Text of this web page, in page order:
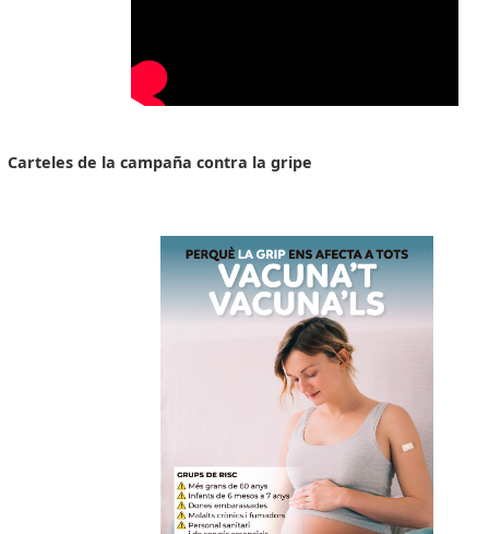
Carteles de la campaña contra la gripe